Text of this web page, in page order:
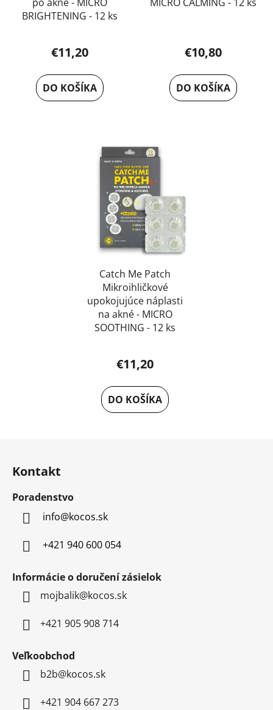
BRIGHTENING - 12 ks
€11,20
DO KOŠÍKA
€10,80
DO KOŠÍKA
Catch Me Patch
Mikroihličkové
upokojujúce náplasti
na akné - MICRO
SOOTHING - 12 ks
€11,20
DO KOŠÍKA
Kontakt
Poradenstvo
info@kocos.sk
+421 940 600 054
Informácie o doručení zásielok
mojbalik@kocos.sk
+421 905 908 714
Veľkoobchod
b2b@kocos.sk
+421 904 667 273